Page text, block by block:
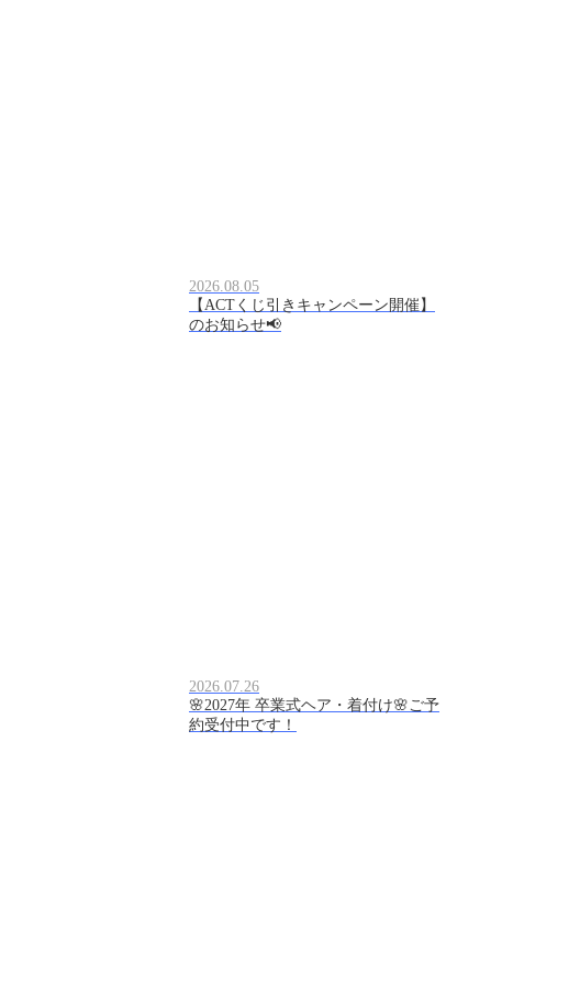
2026.08.05
【ACTくじ引きキャンペーン開催】
のお知らせ📢
2026.07.26
🌸2027年 卒業式ヘア・着付け🌸ご予
約受付中です！